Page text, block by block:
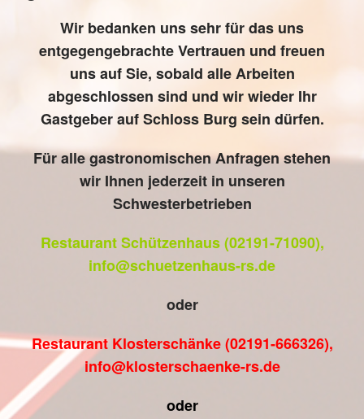
Wir bedanken uns sehr für das uns
entgegengebrachte Vertrauen und freuen
uns auf Sie, sobald alle Arbeiten
abgeschlossen sind und wir wieder Ihr
Gastgeber auf Schloss Burg sein dürfen.
Für alle gastronomischen Anfragen stehen
wir Ihnen jederzeit in unseren
Schwesterbetrieben
Restaurant Schützenhaus (02191-71090),
info@schuetzenhaus-rs.de
oder
Restaurant Klosterschänke (02191-666326),
info@klosterschaenke-rs.de
oder